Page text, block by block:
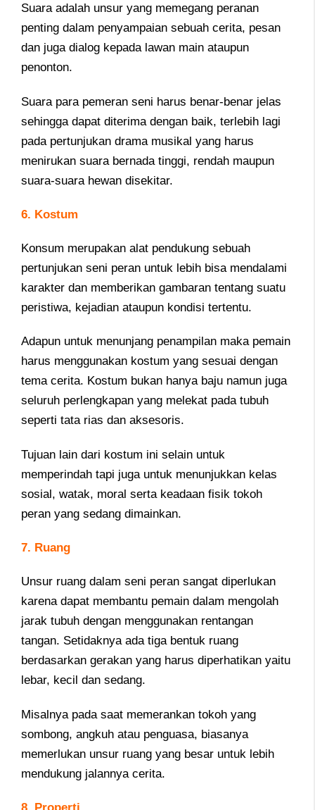
Suara adalah unsur yang memegang peranan
penting dalam penyampaian sebuah cerita, pesan
dan juga dialog kepada lawan main ataupun
penonton.
Suara para pemeran seni harus benar-benar jelas
sehingga dapat diterima dengan baik, terlebih lagi
pada pertunjukan drama musikal yang harus
menirukan suara bernada tinggi, rendah maupun
suara-suara hewan disekitar.
6. Kostum
Konsum merupakan alat pendukung sebuah
pertunjukan seni peran untuk lebih bisa mendalami
karakter dan memberikan gambaran tentang suatu
peristiwa, kejadian ataupun kondisi tertentu.
Adapun untuk menunjang penampilan maka pemain
harus menggunakan kostum yang sesuai dengan
tema cerita. Kostum bukan hanya baju namun juga
seluruh perlengkapan yang melekat pada tubuh
seperti tata rias dan aksesoris.
Tujuan lain dari kostum ini selain untuk
memperindah tapi juga untuk menunjukkan kelas
sosial, watak, moral serta keadaan fisik tokoh
peran yang sedang dimainkan.
7. Ruang
Unsur ruang dalam seni peran sangat diperlukan
karena dapat membantu pemain dalam mengolah
jarak tubuh dengan menggunakan rentangan
tangan. Setidaknya ada tiga bentuk ruang
berdasarkan gerakan yang harus diperhatikan yaitu
lebar, kecil dan sedang.
Misalnya pada saat memerankan tokoh yang
sombong, angkuh atau penguasa, biasanya
memerlukan unsur ruang yang besar untuk lebih
mendukung jalannya cerita.